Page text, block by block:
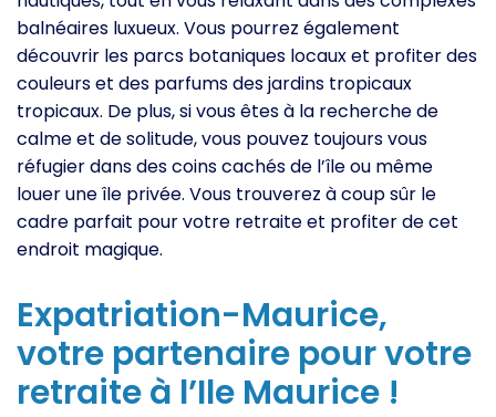
balnéaires luxueux. Vous pourrez également
découvrir les parcs botaniques locaux et profiter des
couleurs et des parfums des jardins tropicaux
tropicaux. De plus, si vous êtes à la recherche de
calme et de solitude, vous pouvez toujours vous
réfugier dans des coins cachés de l’île ou même
louer une île privée. Vous trouverez à coup sûr le
cadre parfait pour votre retraite et profiter de cet
endroit magique.
Expatriation-Maurice,
votre partenaire pour votre
retraite à l’Ile Maurice !